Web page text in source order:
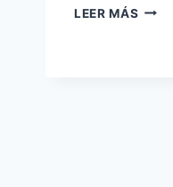
LEER MÁS YOU